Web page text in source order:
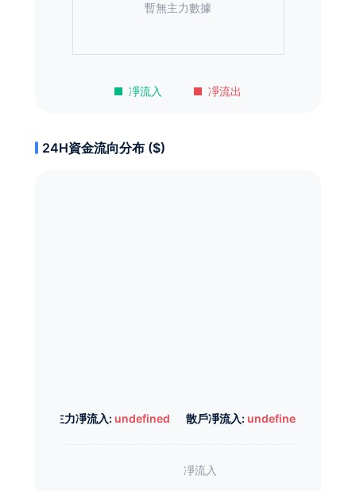
凈流入 凈流出
暫無主力數據
24H資金流向分布 ($)
主力凈流入: undefined 散戶凈流入: undefined